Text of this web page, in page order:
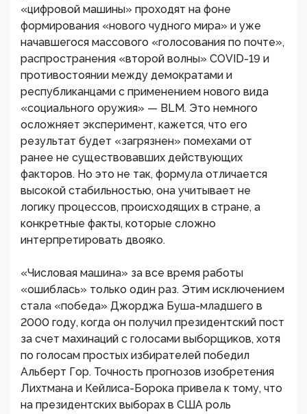
«цифровой машины» проходят на фоне
формирования «нового чудного мира» и уже
начавшегося массового «голосования по почте»,
распространения «второй волны» COVID-19 и
противостоянии между демократами и
республиканцами с применением нового вида
«социального оружия» — BLM. Это немного
осложняет эксперимент, кажется, что его
результат будет «загрязнен» помехами от
ранее не существовавших действующих
факторов. Но это не так, формула отличается
высокой стабильностью, она учитывает не
логику процессов, происходящих в стране, а
конкретные факты, которые сложно
интерпретировать двояко.
«Числовая машина» за все время работы
«ошиблась» только один раз. Этим исключением
стала «победа» Джорджа Буша-младшего в
2000 году, когда он получил президентский пост
за счет махинаций с голосами выборщиков, хотя
по голосам простых избирателей победил
Альберт Гор. Точность прогнозов изобретения
Лихтмана и Кейлиса-Борока привела к тому, что
на президентских выборах в США роль